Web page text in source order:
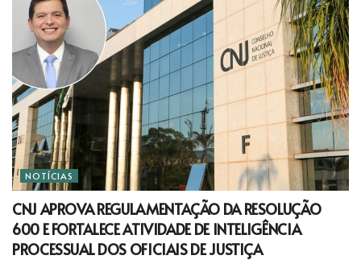
NOTÍCIAS
CNJ APROVA REGULAMENTAÇÃO DA RESOLUÇÃO
600 E FORTALECE ATIVIDADE DE INTELIGÊNCIA
PROCESSUAL DOS OFICIAIS DE JUSTIÇA